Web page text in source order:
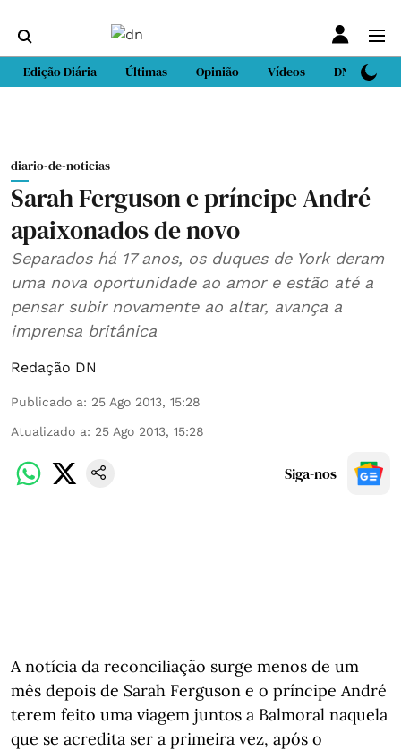
Edição Diária Últimas Opinião Vídeos DN Sport
diario-de-noticias
Sarah Ferguson e príncipe André
apaixonados de novo
Separados há 17 anos, os duques de York deram
uma nova oportunidade ao amor e estão até a
pensar subir novamente ao altar, avança a
imprensa britânica
Redação DN
Publicado a: 25 Ago 2013, 15:28
Atualizado a: 25 Ago 2013, 15:28
Siga-nos
A notícia da reconciliação surge menos de um
mês depois de Sarah Ferguson e o príncipe André
terem feito uma viagem juntos a Balmoral naquela
que se acredita ser a primeira vez, após o